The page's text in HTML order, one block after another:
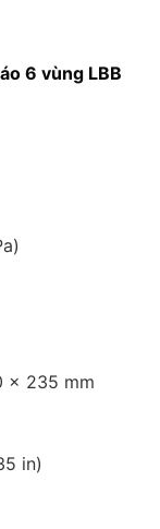
6 vùng LBB
x 235 mm
in)